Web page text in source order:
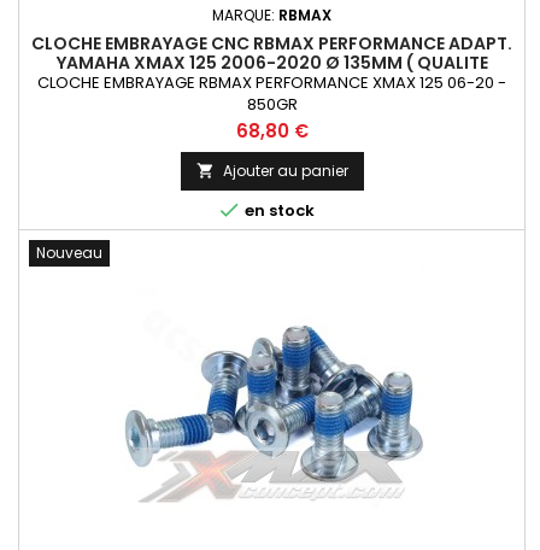
MARQUE: RBMAX
CLOCHE EMBRAYAGE CNC RBMAX PERFORMANCE ADAPT.
YAMAHA XMAX 125 2006-2020 Ø 135MM ( QUALITE
PREMIUM )
CLOCHE EMBRAYAGE RBMAX PERFORMANCE XMAX 125 06-20 -
850GR
Prix
68,80 €
 Ajouter au panier
 en stock
Nouveau